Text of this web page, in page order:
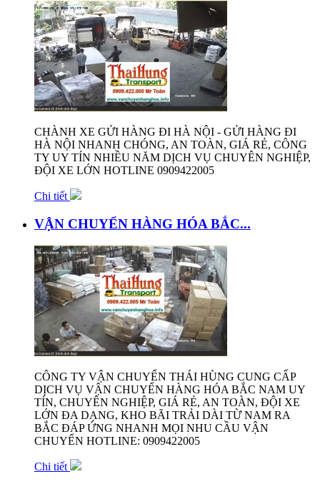
CHÀNH XE GỬI HÀNG ĐI HÀ NỘI - GỬI HÀNG ĐI
HÀ NỘI NHANH CHÓNG, AN TOÀN, GIÁ RẺ, CÔNG
TY UY TÍN NHIỀU NĂM DỊCH VỤ CHUYÊN NGHIỆP,
ĐỘI XE LỚN HOTLINE 0909422005
Chi tiết
VẬN CHUYỂN HÀNG HÓA BẮC...
CÔNG TY VẬN CHUYỂN THÁI HÙNG CUNG CẤP
DỊCH VỤ VẬN CHUYỂN HÀNG HÓA BẮC NAM UY
TÍN, CHUYÊN NGHIỆP, GIÁ RẺ, AN TOÀN, ĐỘI XE
LỚN ĐA DẠNG, KHO BÃI TRẢI DÀI TỪ NAM RA
BẮC ĐÁP ỨNG NHANH MỌI NHU CẦU VẬN
CHUYỂN HOTLINE: 0909422005
Chi tiết